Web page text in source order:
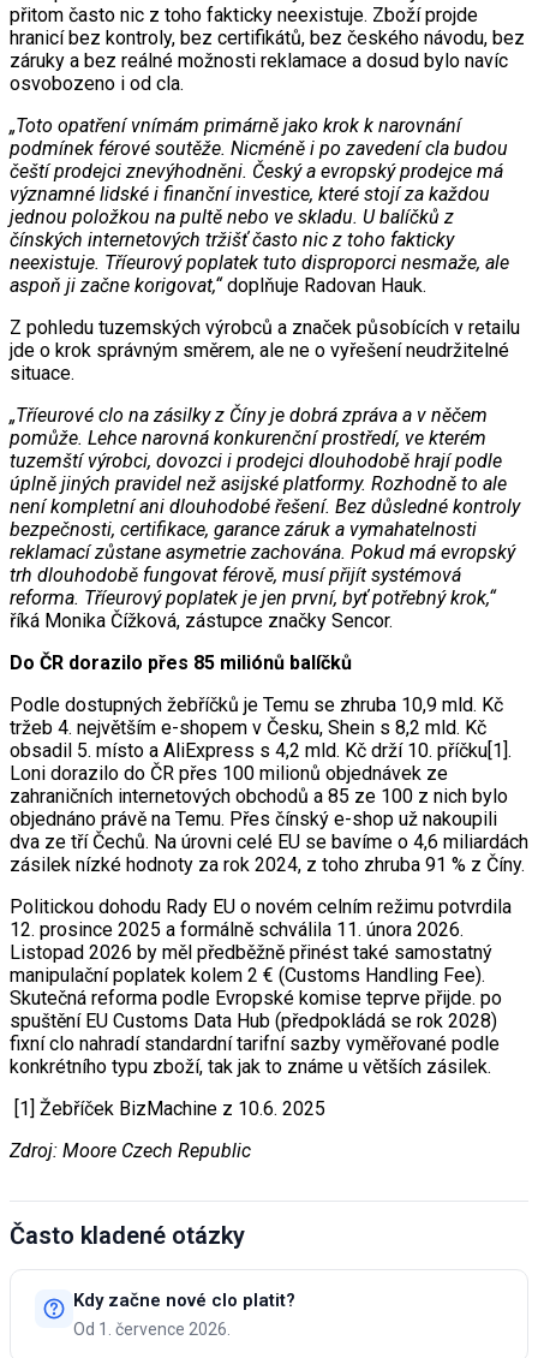
přitom často nic z toho fakticky neexistuje. Zboží projde
hranicí bez kontroly, bez certifikátů, bez českého návodu, bez
záruky a bez reálné možnosti reklamace a dosud bylo navíc
osvobozeno i od cla.
„Toto opatření vnímám primárně jako krok k narovnání
podmínek férové soutěže. Nicméně i po zavedení cla budou
čeští prodejci znevýhodněni. Český a evropský prodejce má
významné lidské i finanční investice, které stojí za každou
jednou položkou na pultě nebo ve skladu. U balíčků z
čínských internetových tržišť často nic z toho fakticky
neexistuje. Tříeurový poplatek tuto disproporci nesmaže, ale
aspoň ji začne korigovat,“doplňuje Radovan Hauk.
Z pohledu tuzemských výrobců a značek působících v retailu
jde o krok správným směrem, ale ne o vyřešení neudržitelné
situace.
„Tříeurové clo na zásilky z Číny je dobrá zpráva a v něčem
pomůže. Lehce narovná konkurenční prostředí, ve kterém
tuzemští výrobci, dovozci i prodejci dlouhodobě hrají podle
úplně jiných pravidel než asijské platformy. Rozhodně to ale
není kompletní ani dlouhodobé řešení. Bez důsledné kontroly
bezpečnosti, certifikace, garance záruk a vymahatelnosti
reklamací zůstane asymetrie zachována. Pokud má evropský
trh dlouhodobě fungovat férově, musí přijít systémová
reforma. Tříeurový poplatek je jen první, byť potřebný krok,“
říká Monika Čížková, zástupce značky Sencor.
Do ČR dorazilo přes 85 miliónů balíčků
Podle dostupných žebříčků je Temu se zhruba 10,9 mld. Kč
tržeb 4. největším e-shopem v Česku, Shein s 8,2 mld. Kč
obsadil 5. místo a AliExpress s 4,2 mld. Kč drží 10. příčku[1].
Loni dorazilo do ČR přes 100 milionů objednávek ze
zahraničních internetových obchodů a 85 ze 100 z nich bylo
objednáno právě na Temu. Přes čínský e-shop už nakoupili
dva ze tří Čechů. Na úrovni celé EU se bavíme o 4,6 miliardách
zásilek nízké hodnoty za rok 2024, z toho zhruba 91 % z Číny.
Politickou dohodu Rady EU o novém celním režimu potvrdila
12. prosince 2025 a formálně schválila 11. února 2026.
Listopad 2026 by měl předběžně přinést také samostatný
manipulační poplatek kolem 2 € (Customs Handling Fee).
Skutečná reforma podle Evropské komise teprve přijde. po
spuštění EU Customs Data Hub (předpokládá se rok 2028)
fixní clo nahradí standardní tarifní sazby vyměřované podle
konkrétního typu zboží, tak jak to známe u větších zásilek.
[1] Žebříček BizMachine z 10.6. 2025
Zdroj: Moore Czech Republic
Často kladené otázky
Kdy začne nové clo platit?
Od 1. července 2026.